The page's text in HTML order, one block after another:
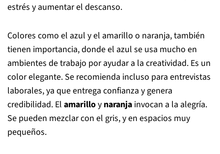
estrés y aumentar el descanso.
Colores como el azul y el amarillo o naranja, también
tienen importancia, donde el azul se usa mucho en
ambientes de trabajo por ayudar a la creatividad. Es un
color elegante. Se recomienda incluso para entrevistas
laborales, ya que entrega confianza y genera
credibilidad. El amarilloy naranja invocan a la alegría.
Se pueden mezclar con el gris, y en espacios muy
pequeños.